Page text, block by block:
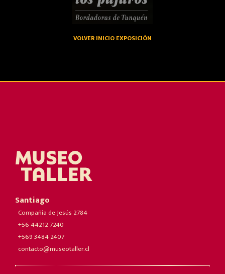
VOLVER INICIO EXPOSICIÓN
Santiago
Compañía de Jesús 2784
+56 44212 7240
+569 3484 2407
contacto@museotaller.cl